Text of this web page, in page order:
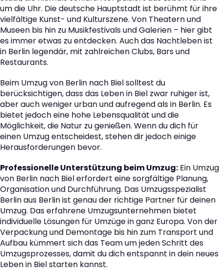
um die Uhr. Die deutsche Hauptstadt ist berühmt für ihre
vielfältige Kunst- und Kulturszene. Von Theatern und
Museen bis hin zu Musikfestivals und Galerien – hier gibt
es immer etwas zu entdecken. Auch das Nachtleben ist
in Berlin legendär, mit zahlreichen Clubs, Bars und
Restaurants.
Beim Umzug von Berlin nach Biel solltest du
berücksichtigen, dass das Leben in Biel zwar ruhiger ist,
aber auch weniger urban und aufregend als in Berlin. Es
bietet jedoch eine hohe Lebensqualität und die
Möglichkeit, die Natur zu genießen. Wenn du dich für
einen Umzug entscheidest, stehen dir jedoch einige
Herausforderungen bevor.
Professionelle Unterstützung beim Umzug: Ein Umzug
von Berlin nach Biel erfordert eine sorgfältige Planung,
Organisation und Durchführung. Das Umzugsspezialist
Berlin aus Berlin ist genau der richtige Partner für deinen
Umzug. Das erfahrene Umzugsunternehmen bietet
individuelle Lösungen für Umzüge in ganz Europa. Von der
Verpackung und Demontage bis hin zum Transport und
Aufbau kümmert sich das Team um jeden Schritt des
Umzugsprozesses, damit du dich entspannt in dein neues
Leben in Biel starten kannst.